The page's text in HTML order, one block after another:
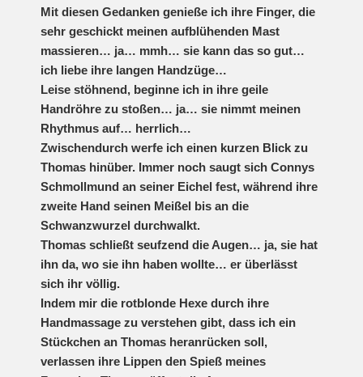
Mit diesen Gedanken genieße ich ihre Finger, die
sehr geschickt meinen aufblühenden Mast
massieren… ja… mmh… sie kann das so gut…
ich liebe ihre langen Handzüge…
Leise stöhnend, beginne ich in ihre geile
Handröhre zu stoßen… ja… sie nimmt meinen
Rhythmus auf… herrlich…
Zwischendurch werfe ich einen kurzen Blick zu
Thomas hinüber. Immer noch saugt sich Connys
Schmollmund an seiner Eichel fest, während ihre
zweite Hand seinen Meißel bis an die
Schwanzwurzel durchwalkt.
Thomas schließt seufzend die Augen… ja, sie hat
ihn da, wo sie ihn haben wollte… er überlässt
sich ihr völlig.
Indem mir die rotblonde Hexe durch ihre
Handmassage zu verstehen gibt, dass ich ein
Stückchen an Thomas heranrücken soll,
verlassen ihre Lippen den Spieß meines